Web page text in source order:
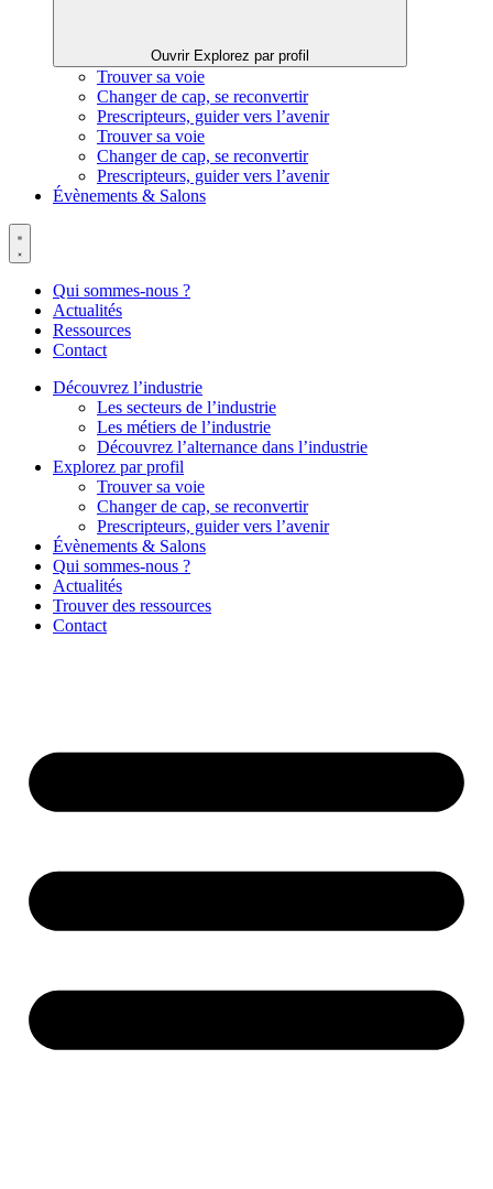
Ouvrir Explorez par profil
Trouver sa voie
Changer de cap, se reconvertir
Prescripteurs, guider vers l’avenir
Trouver sa voie
Changer de cap, se reconvertir
Prescripteurs, guider vers l’avenir
Évènements & Salons
Qui sommes-nous ?
Actualités
Ressources
Contact
Découvrez l’industrie
Les secteurs de l’industrie
Les métiers de l’industrie
Découvrez l’alternance dans l’industrie
Explorez par profil
Trouver sa voie
Changer de cap, se reconvertir
Prescripteurs, guider vers l’avenir
Évènements & Salons
Qui sommes-nous ?
Actualités
Trouver des ressources
Contact